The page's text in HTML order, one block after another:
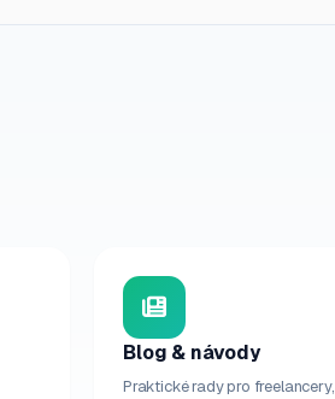
Blog & návody
Praktické rady pro freelancery,